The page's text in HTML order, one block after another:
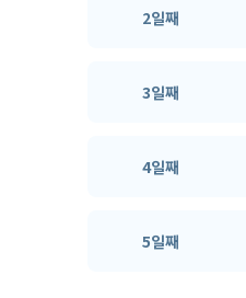
2일째
3일째
4일째
5일째